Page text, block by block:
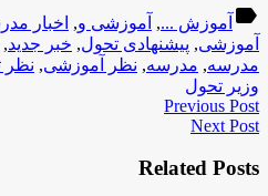
label آموزش ..., آموزشی و, اخبار
آموزشی, پیشنهادی تحول, خبر جدید,
مدرسه, مدرسه, نظر آموزشی, نظر
وزیر تحول
Previous Post
Next Post
Related Posts